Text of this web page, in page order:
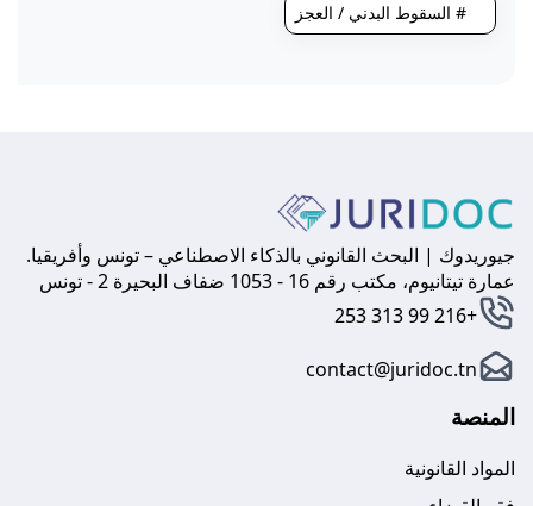
# السقوط البدني / العجز
جيوريدوك | البحث القانوني بالذكاء الاصطناعي – تونس وأفريقيا.
عمارة تيتانيوم، مكتب رقم 16 - 1053 ضفاف البحيرة 2 - تونس
+216 99 313 253
contact@juridoc.tn
المنصة
المواد القانونية